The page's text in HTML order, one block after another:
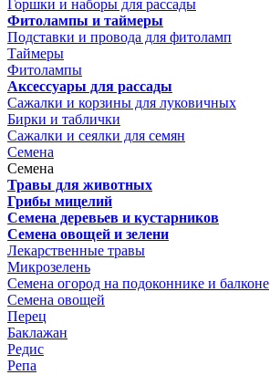
Горшки и наборы для рассады
Фитолампы и таймеры
Подставки и провода для фитоламп
Таймеры
Фитолампы
Аксессуары для рассады
Сажалки и корзины для луковичных
Бирки и таблички
Сажалки и сеялки для семян
Семена
Семена
Травы для животных
Грибы мицелий
Семена деревьев и кустарников
Семена овощей и зелени
Лекарственные травы
Микрозелень
Семена огород на подоконнике и балконе
Семена овощей
Перец
Баклажан
Редис
Репа